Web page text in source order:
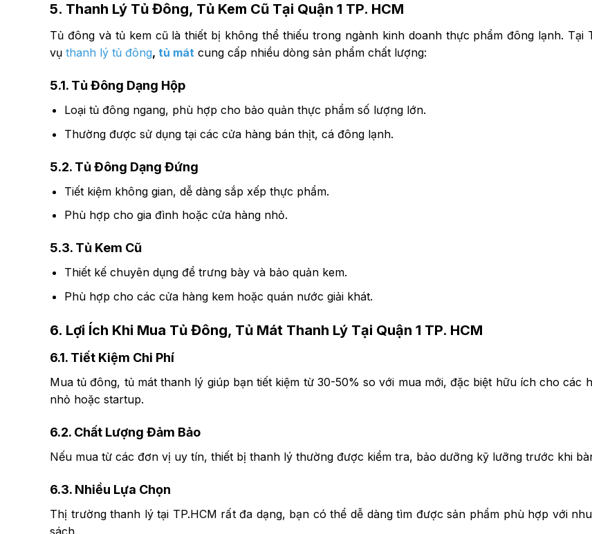
5. Thanh Lý Tủ Đông, Tủ Kem Cũ Tại Quận 1 TP. HCM
Tủ đông và tủ kem cũ là thiết bị không thể thiếu trong ngành kinh doanh thực phẩm đông lạnh. Tại
vụ thanh lý tủ đông, tủ mát cung cấp nhiều dòng sản phẩm chất lượng:
5.1. Tủ Đông Dạng Hộp
Loại tủ đông ngang, phù hợp cho bảo quản thực phẩm số lượng lớn.
Thường được sử dụng tại các cửa hàng bán thịt, cá đông lạnh.
5.2. Tủ Đông Dạng Đứng
Tiết kiệm không gian, dễ dàng sắp xếp thực phẩm.
Phù hợp cho gia đình hoặc cửa hàng nhỏ.
5.3. Tủ Kem Cũ
Thiết kế chuyên dụng để trưng bày và bảo quản kem.
Phù hợp cho các cửa hàng kem hoặc quán nước giải khát.
6. Lợi Ích Khi Mua Tủ Đông, Tủ Mát Thanh Lý Tại Quận 1 TP. HCM
6.1. Tiết Kiệm Chi Phí
Mua tủ đông, tủ mát thanh lý giúp bạn tiết kiệm từ 30-50% so với mua mới, đặc biệt hữu ích cho các
nhỏ hoặc startup.
6.2. Chất Lượng Đảm Bảo
Nếu mua từ các đơn vị uy tín, thiết bị thanh lý thường được kiểm tra, bảo dưỡng kỹ lưỡng trước khi
6.3. Nhiều Lựa Chọn
Thị trường thanh lý tại TP.HCM rất đa dạng, bạn có thể dễ dàng tìm được sản phẩm phù hợp với